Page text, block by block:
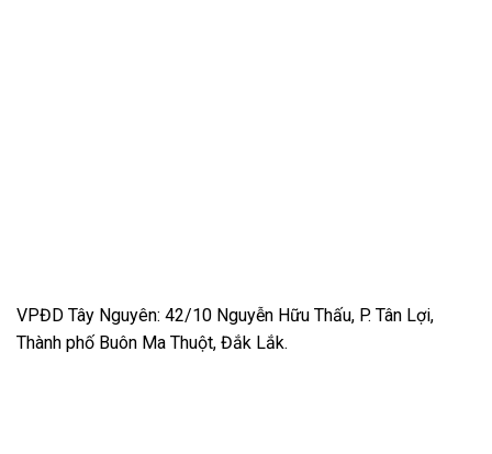
VPĐD Tây Nguyên: 42/10 Nguyễn Hữu Thấu, P. Tân Lợi,
Thành phố Buôn Ma Thuột, Đắk Lắk.